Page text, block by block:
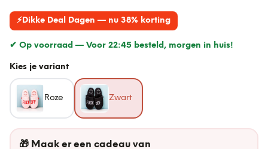
⚡Dikke Deal Dagen — nu 38% korting
✔ Op voorraad — Voor 22:45 besteld, morgen in huis!
Kies je variant
Roze Zwart
🎁 Maak er een cadeau van